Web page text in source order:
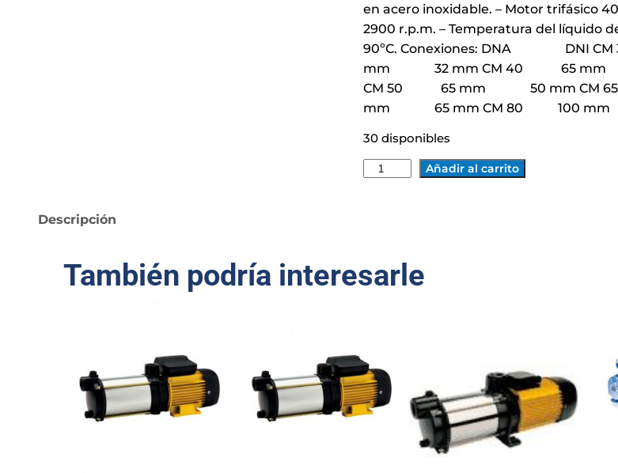
en acero inoxidable. – Motor trifásico
2900 r.p.m. – Temperatura del líquido
90ºC. Conexiones: DNA DNI
mm 32 mm CM 40 65
CM 50 65 mm 50 mm CM
mm 65 mm CM 80 100
30 disponibles
C
E
Í
F
U
Añadir al carrito
Descripción
También podría interesarle